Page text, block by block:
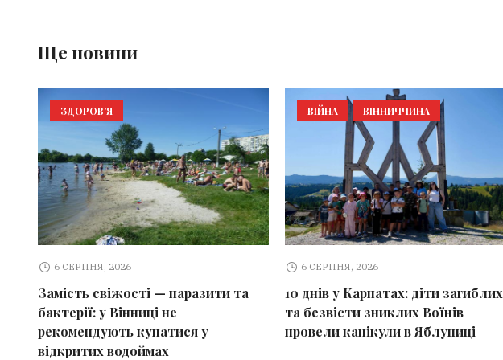
Ще новини
ЗДОРОВ'Я
6 СЕРПНЯ, 2026
Замість свіжості — паразити та
бактерії: у Вінниці не
рекомендують купатися у
відкритих водоймах
ВІЙНА ВІННИЧЧИНА
6 СЕРПНЯ, 2026
10 днів у Карпатах: діти загиблих
та безвісти зниклих Воїнів
провели канікули в Яблуниці